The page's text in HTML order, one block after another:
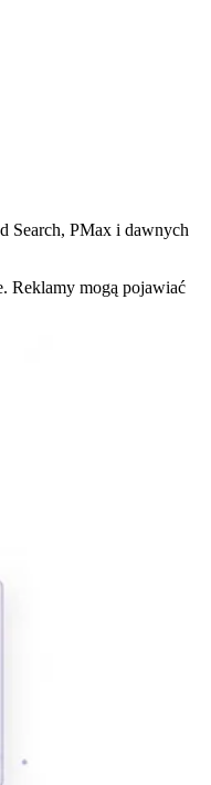
Search, PMax i dawnych
Reklamy mogą pojawiać